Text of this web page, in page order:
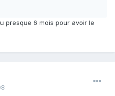
presque 6 mois pour avoir le